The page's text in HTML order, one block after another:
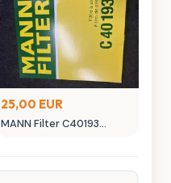
25,00 EUR
MANN Filter C40193